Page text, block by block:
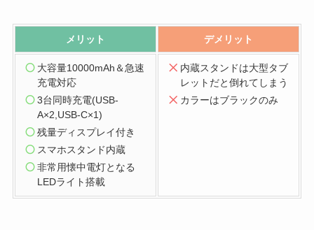
メリット デメリット
大容量10000mAh＆急速
充電対応
3台同時充電(USB-
A×2,USB-C×1)
残量ディスプレイ付き
スマホスタンド内蔵
非常用懐中電灯となる
LEDライト搭載
内蔵スタンドは大型タブ
レットだと倒れてしまう
カラーはブラックのみ